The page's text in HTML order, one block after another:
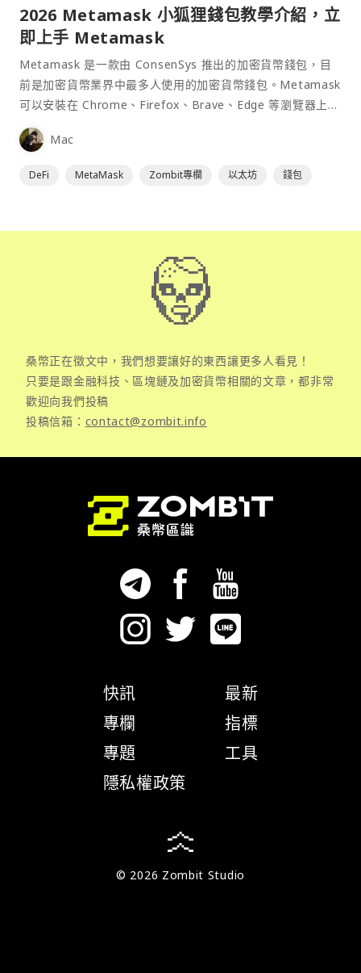
2026 Metamask 小狐狸錢包教學介紹，立
即上手 Metamask
Metamask 是一款由 ConsenSys 推出的加密貨幣錢包，目
前是加密貨幣業界中最多人使用的加密貨幣錢包。Metamask
可以安裝在 Chrome、Firefox、Brave、Edge 等瀏覽器上作
為插件使用，具備許多功能且使用上非常方便。
Mac
DeFi MetaMask Zombit專欄 以太坊 錢包
桑幣正在徵文中，我們想要讓好的東西讓更多人看見！
只要是跟金融科技、區塊鏈及加密貨幣相關的文章，都非常
歡迎向我們投稿
投稿信箱： contact@zombit.info
快訊
專欄
專題
隱私權政策
最新
指標
工具
© 2026 Zombit Studio